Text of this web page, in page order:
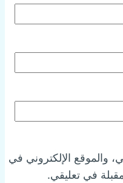
والموقع الإلكتروني في
في تعليقي.